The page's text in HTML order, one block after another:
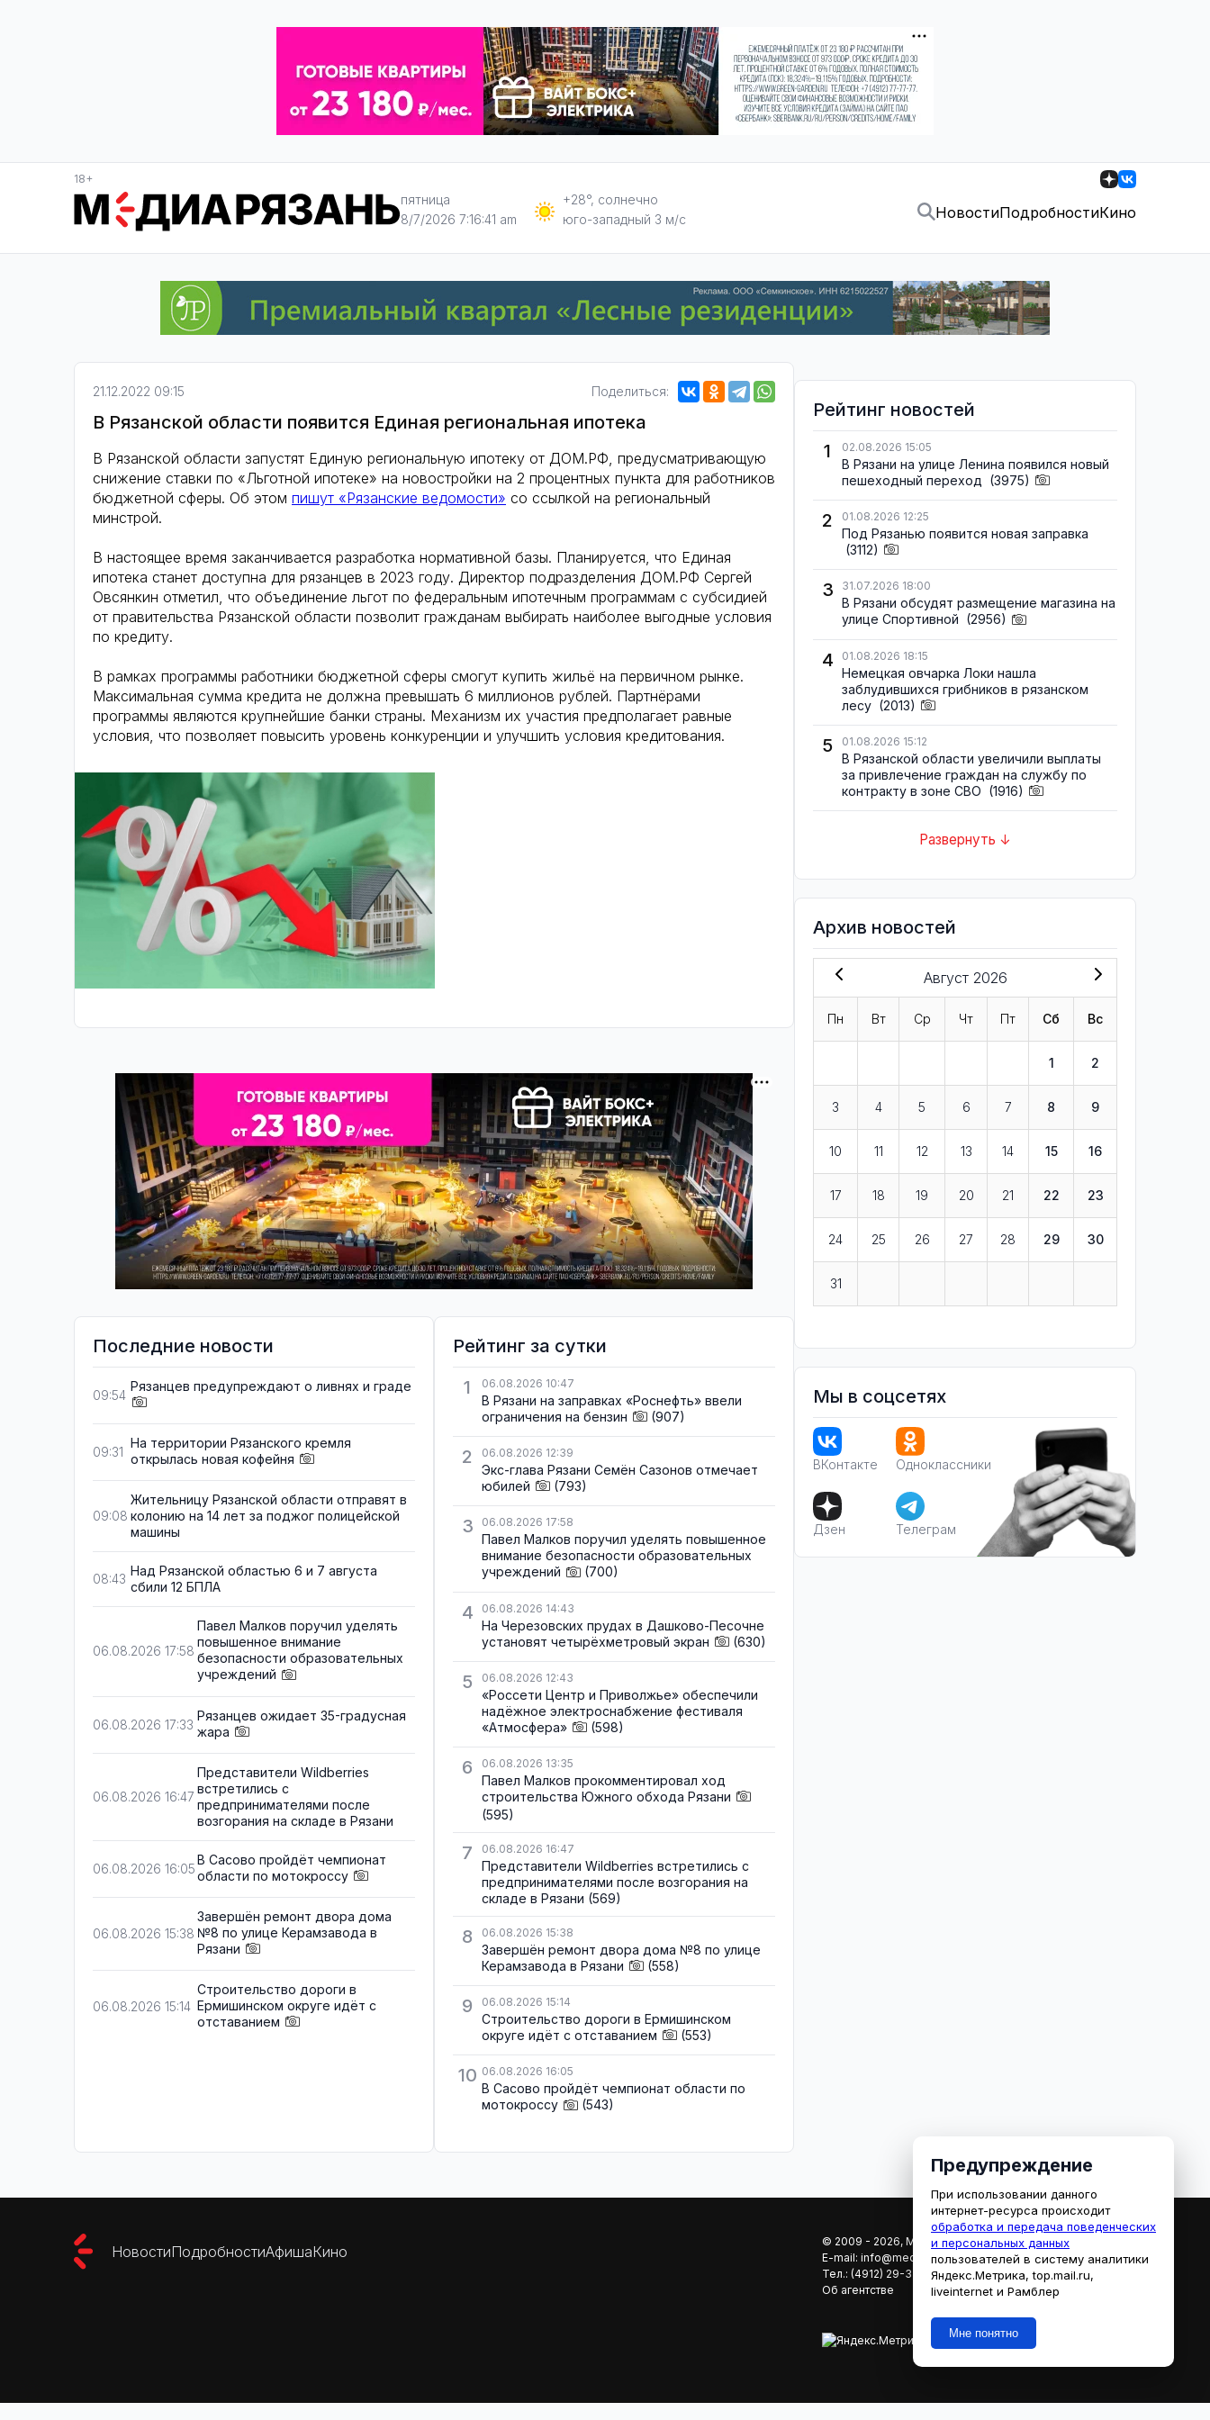
18+
пятница
8/7/2026 7:16:42 am
+28°, солнечно
юго-западный 3 м/с
НовостиПодробностиКино
21.12.2022 09:15 Поделиться:
В Рязанской области появится Единая региональная ипотека
В Рязанской области запустят Единую региональную ипотеку от ДОМ.РФ, предусматривающую
снижение ставки по «Льготной ипотеке» на новостройки на 2 процентных пункта для работников
бюджетной сферы. Об этом пишут «Рязанские ведомости» со ссылкой на региональный
минстрой.
В настоящее время заканчивается разработка нормативной базы. Планируется, что Единая
ипотека станет доступна для рязанцев в 2023 году. Директор подразделения ДОМ.РФ Сергей
Овсянкин отметил, что объединение льгот по федеральным ипотечным программам с субсидией
от правительства Рязанской области позволит гражданам выбирать наиболее выгодные условия
по кредиту.
В рамках программы работники бюджетной сферы смогут купить жильё на первичном рынке.
Максимальная сумма кредита не должна превышать 6 миллионов рублей. Партнёрами
программы являются крупнейшие банки страны. Механизм их участия предполагает равные
условия, что позволяет повысить уровень конкуренции и улучшить условия кредитования.
Последние новости
09:54
Рязанцев предупреждают о ливнях и граде
09:31
На территории Рязанского кремля
открылась новая кофейня
09:08
Жительницу Рязанской области отправят в
колонию на 14 лет за поджог полицейской
машины
08:43
Над Рязанской областью 6 и 7 августа
сбили 12 БПЛА
06.08.2026 17:58
Павел Малков поручил уделять
повышенное внимание
безопасности образовательных
учреждений
06.08.2026 17:33
Рязанцев ожидает 35-градусная
жара
06.08.2026 16:47
Представители Wildberries
встретились с
предпринимателями после
возгорания на складе в Рязани
06.08.2026 16:05
В Сасово пройдёт чемпионат
области по мотокроссу
06.08.2026 15:38
Завершён ремонт двора дома
№8 по улице Керамзавода в
Рязани
06.08.2026 15:14
Строительство дороги в
Ермишинском округе идёт с
отставанием
Рейтинг за сутки
1
06.08.2026 10:47
В Рязани на заправках «Роснефть» ввели
ограничения на бензин
(907)
2 06.08.2026 12:39
Экс-глава Рязани Семён Сазонов отмечает
юбилей
(793)
3 06.08.2026 17:58
Павел Малков поручил уделять повышенное
внимание безопасности образовательных
учреждений
(700)
4 06.08.2026 14:43
На Черезовских прудах в Дашково-Песочне
установят четырёхметровый экран
(630)
5 06.08.2026 12:43
«Россети Центр и Приволжье» обеспечили
надёжное электроснабжение фестиваля
«Атмосфера»
(598)
6 06.08.2026 13:35
Павел Малков прокомментировал ход
строительства Южного обхода Рязани
(595)
7 06.08.2026 16:47
Представители Wildberries встретились с
предпринимателями после возгорания на
складе в Рязани (569)
8 06.08.2026 15:38
Завершён ремонт двора дома №8 по улице
Керамзавода в Рязани
(558)
9 06.08.2026 15:14
Строительство дороги в Ермишинском
округе идёт с отставанием
(553)
10 06.08.2026 16:05
В Сасово пройдёт чемпионат области по
мотокроссу
(543)
Рейтинг новостей
1
02.08.2026 15:05
В Рязани на улице Ленина появился новый
пешеходный переход (3975)
2 01.08.2026 12:25
Под Рязанью появится новая заправка
(3112)
3 31.07.2026 18:00
В Рязани обсудят размещение магазина на
улице Спортивной (2956)
4 01.08.2026 18:15
Немецкая овчарка Локи нашла
заблудившихся грибников в рязанском
лесу (2013)
5 01.08.2026 15:12
В Рязанской области увеличили выплаты
за привлечение граждан на службу по
контракту в зоне СВО (1916)
Развернуть ↓
Архив новостей
Август 2026
Пн Вт Ср Чт Пт Сб Вс
1 2
3 4 5 6 7 8 9
10 11 12 13 14 15 16
17 18 19 20 21 22 23
24 25 26 27 28 29 30
31
Мы в соцсетях
ВКонтакте Одноклассники
Дзен Телеграм
НовостиПодробностиАфишаКино
© 2009 - 2026, МЕДИАРЯЗАНЬ
E-mail: info@mediaryazan.ru, reklama@mediaryazan.ru
Тел.: (4912) 29-33-66
Об агентстве
Предупреждение
При использовании данного
интернет-ресурса происходит
обработка и передача поведенческих
и персональных данных
пользователей в систему аналитики
Яндекс.Метрика, top.mail.ru,
liveinternet и Рамблер
Мне понятно